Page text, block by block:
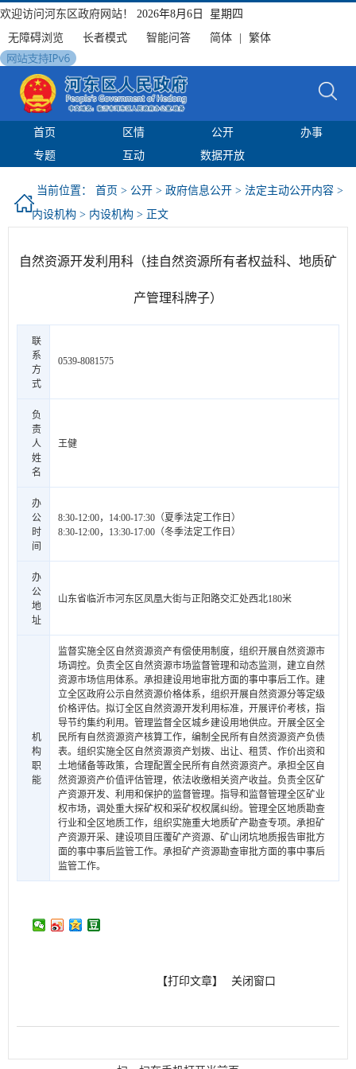
欢迎访问河东区政府网站！
2026年8月6日 星期四
无障碍浏览
长者模式 智能问答 简体 繁体
首页 区情 公开
办事
专题
互动 数据开放
当前位置： 首页 > 公开 > 政府信息公开 > 法定主动公开内容 >
内设机构 > 内设机构 > 正文
自然资源开发利用科（挂自然资源所有者权益科、地质矿
产管理科牌子）
联
系
方
式
0539-8081575
负
责
人
姓
名
王健
办
公
时
间
8:30-12:00，14:00-17:30（夏季法定工作日）
8:30-12:00，13:30-17:00（冬季法定工作日）
办
公
地
址
山东省临沂市河东区凤凰大街与正阳路交汇处西北180米
机
构
职
能
监督实施全区自然资源资产有偿使用制度，组织开展自然资源市
场调控。负责全区自然资源市场监督管理和动态监测，建立自然
资源市场信用体系。承担建设用地审批方面的事中事后工作。建
立全区政府公示自然资源价格体系，组织开展自然资源分等定级
价格评估。拟订全区自然资源开发利用标准，开展评价考核，指
导节约集约利用。管理监督全区城乡建设用地供应。开展全区全
民所有自然资源资产核算工作，编制全民所有自然资源资产负债
表。组织实施全区自然资源资产划拨、出让、租赁、作价出资和
土地储备等政策，合理配置全民所有自然资源资产。承担全区自
然资源资产价值评估管理，依法收缴相关资产收益。负责全区矿
产资源开发、利用和保护的监督管理。指导和监督管理全区矿业
权市场，调处重大探矿权和采矿权权属纠纷。管理全区地质勘查
行业和全区地质工作，组织实施重大地质矿产勘查专项。承担矿
产资源开采、建设项目压覆矿产资源、矿山闭坑地质报告审批方
面的事中事后监管工作。承担矿产资源勘查审批方面的事中事后
监管工作。
【打印文章】 关闭窗口